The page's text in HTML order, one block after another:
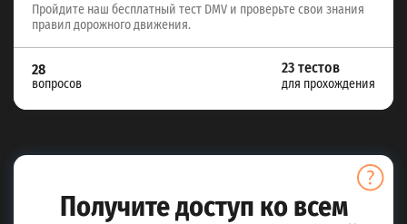
Пройдите наш бесплатный тест DMV и проверьте свои знания
правил дорожного движения.
28
вопросов
23 тестов
для прохождения
Получите доступ ко всем